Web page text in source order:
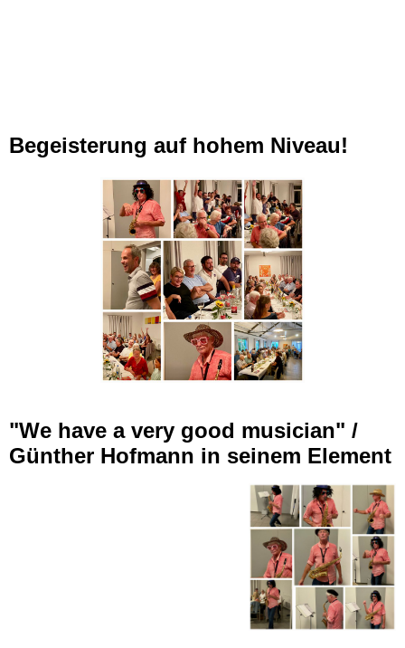
Begeisterung auf hohem Niveau!
"We have a very good musician" /
Günther Hofmann in seinem Element